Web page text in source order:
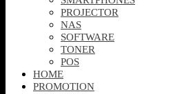
PROJECTOR
NAS
SOFTWARE
TONER
POS
HOME
PROMOTION